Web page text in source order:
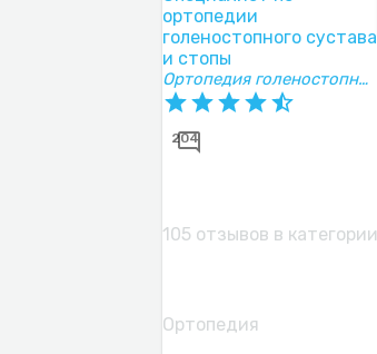
ортопедии
голеностопного сустава
и стопы
Ортопедия голеностопного сустава и стопы
204
105 отзывов в категории
Ортопедия